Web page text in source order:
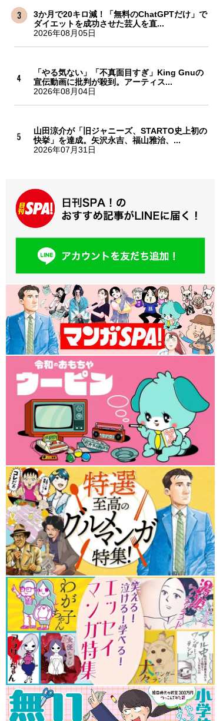
3か月で20キロ減！「無料のChatGPTだけ」で
ダイエットを成功させた芸人を直...
2026年08月05日
「やる気ない」「不真面目すぎ」King Gnuの
宣伝動画に批判が殺到。アーティス...
2026年08月04日
山田涼介が「旧ジャニーズ、STARTO史上初の
快挙」を達成。矢沢永吉、福山雅治、...
2026年07月31日